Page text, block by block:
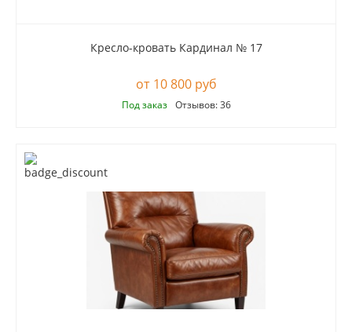
Кресло-кровать Кардинал № 17
10 800 руб
Под заказ Отзывов: 36